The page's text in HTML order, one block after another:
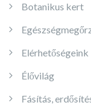
Botanikus kert
Elérhetőségeink
Élővilág
Fásítás,